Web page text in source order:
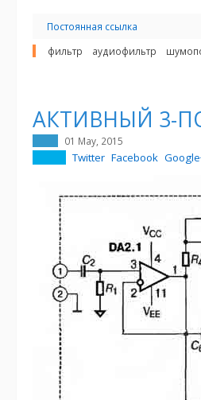
Постоянная ссылка
фильтр
аудиофильтр
АКТИВНЫЙ 3-
01 May, 2015
Twitter Facebook